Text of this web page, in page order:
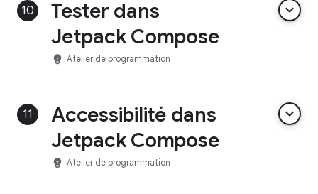
10
Tester dans
Jetpack Compose
keyboard_arrow_down
emoji_objects Atelier de programmation
11
Accessibilité dans
Jetpack Compose
keyboard_arrow_down
emoji_objects Atelier de programmation